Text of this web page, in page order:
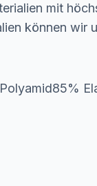
mit
können wir